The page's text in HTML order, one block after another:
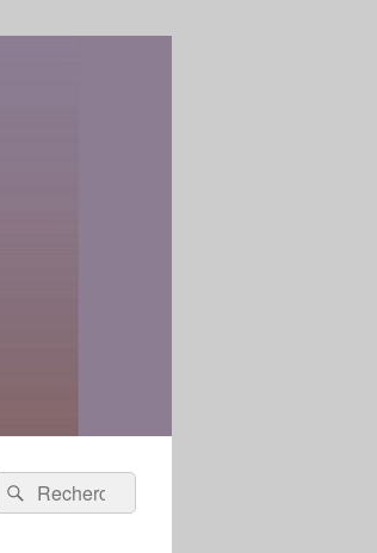
Recherche :
Rechercher